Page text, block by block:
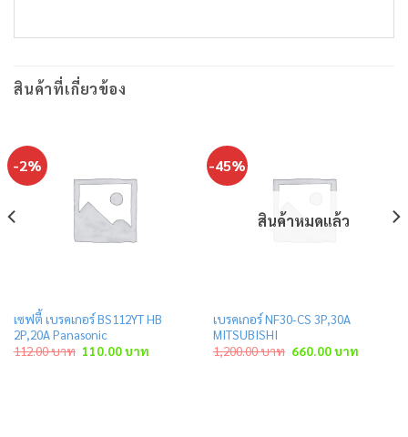
สินค้าที่เกี่ยวข้อง
-2%
เซฟตี้ เบรคเกอร์ BS112YT HB
2P,20A Panasonic
112.00บาท Original
price
110.00บาทCurrent
price
-45%
สินค้าหมดแล้ว
เบรคเกอร์ NF30-CS 3P,30A
MITSUBISHI
1,200.00บาท Original
price
660.00บาทCurrent
price